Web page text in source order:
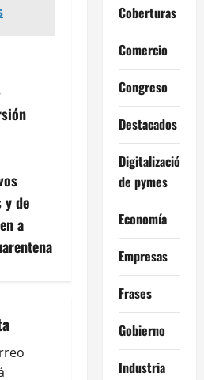
y de
a
Coberturas
Comercio
Congreso
Destacados
Digitalización
de pymes
Economía
Empresas
Frases
Gobierno
Industria